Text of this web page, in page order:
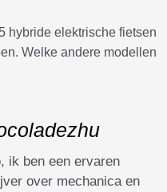
hybride elektrische fietsen
Welke andere modellen
ik ben een ervaren
over mechanica en